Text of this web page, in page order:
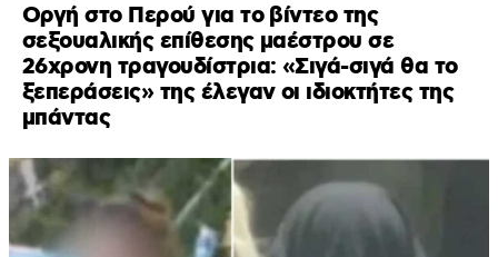
Οργή στο Περού για το βίντεο της
σεξουαλικής επίθεσης μαέστρου σε
26χρονη τραγουδίστρια: «Σιγά-σιγά θα το
ξεπεράσεις» της έλεγαν οι ιδιοκτήτες της
μπάντας